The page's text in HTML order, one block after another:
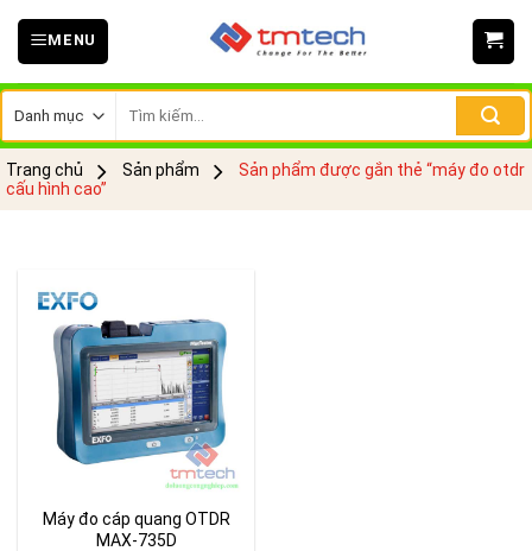
Skip
MENU
kiếm:
Trang chủ Sản phẩm
Sản phẩm được gắn thẻ “máy đo otdr
cấu hình cao”
Máy đo cáp quang OTDR
MAX-735D